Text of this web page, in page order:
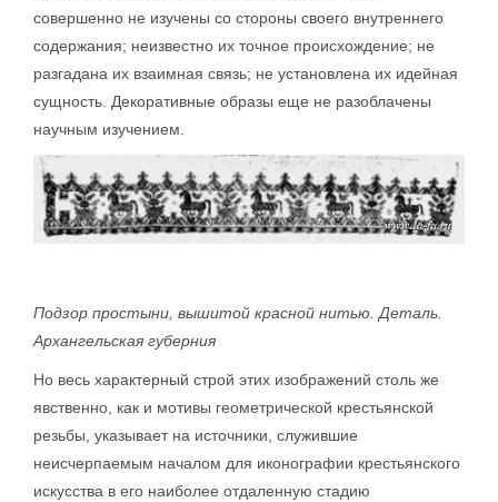
совершенно не изучены со стороны своего внутреннего
содержания; неизвестно их точное происхождение; не
разгадана их взаимная связь; не установлена их идейная
сущность. Декоративные образы еще не разоблачены
научным изучением.
Подзор простыни, вышитой красной нитью. Деталь.
Архангельская губерния
Но весь характерный строй этих изображений столь же
явственно, как и мотивы геометрической крестьянской
резьбы, указывает на источники, служившие
неисчерпаемым началом для иконографии крестьянского
искусства в его наиболее отдаленную стадию